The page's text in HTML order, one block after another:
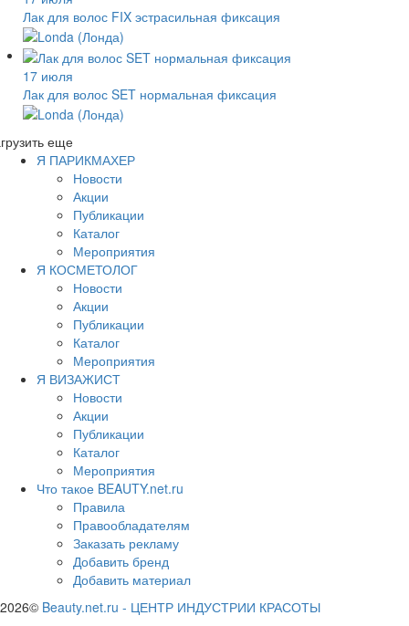
Лак для волос FIX эстрасильная фиксация
17 июля
Лак для волос SET нормальная фиксация
еще
Я ПАРИКМАХЕР
Новости
Акции
Публикации
Каталог
Мероприятия
Я КОСМЕТОЛОГ
Новости
Акции
Публикации
Каталог
Мероприятия
Я ВИЗАЖИСТ
Новости
Акции
Публикации
Каталог
Мероприятия
Что такое BEAUTY.net.ru
Правила
Правообладателям
Заказать рекламу
Добавить бренд
Добавить материал
2026© Beauty.net.ru - ЦЕНТР ИНДУСТРИИ КРАСОТЫ